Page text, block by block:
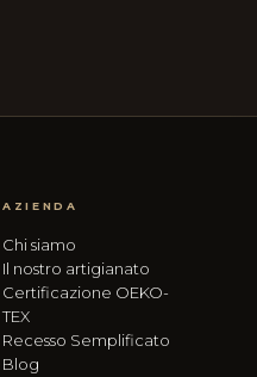
AZIENDA
Chi siamo
Il nostro artigianato
Certificazione OEKO-
TEX
Recesso Semplificato
Blog